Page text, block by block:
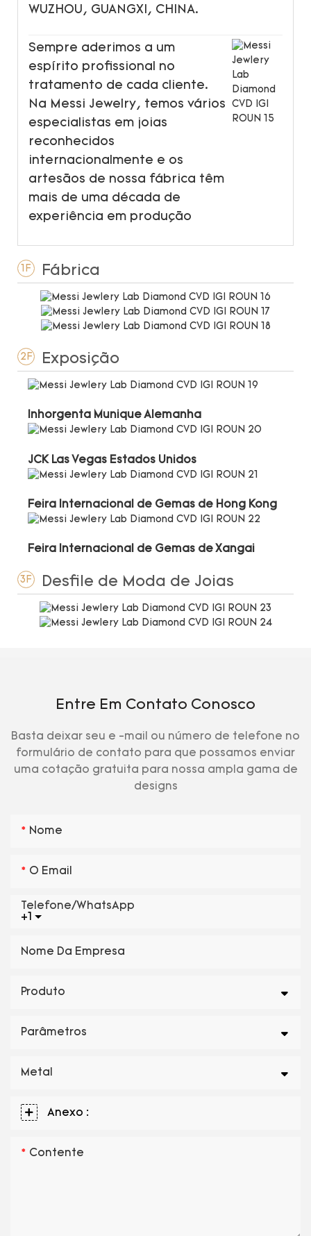
WUZHOU, GUANGXI, CHINA.
Sempre aderimos a um
espírito profissional no
tratamento de cada cliente.
Na Messi Jewelry, temos vários
especialistas em joias
reconhecidos
internacionalmente e os
artesãos de nossa fábrica têm
mais de uma década de
experiência em produção
1F Fábrica
2F Exposição
Inhorgenta Munique Alemanha
JCK Las Vegas Estados Unidos
Feira Internacional de Gemas de Hong Kong
Feira Internacional de Gemas de Xangai
3F Desfile de Moda de Joias
Entre Em Contato Conosco
Basta deixar seu e -mail ou número de telefone no
formulário de contato para que possamos enviar
uma cotação gratuita para nossa ampla gama de
designs
Nome
O Email
+1
Telefone/WhatsApp
Nome Da Empresa
Produto
Parâmetros
Metal
Anexo :
Contente